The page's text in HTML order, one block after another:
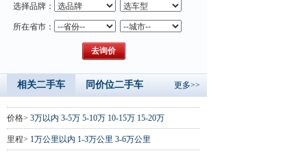
选择品牌：
所在省市：
相关二手车 同价位二手车 更多>>
价格> 3万以内 3-5万 5-10万 10-15万 15-20万
里程> 1万公里以内 1-3万公里 3-6万公里